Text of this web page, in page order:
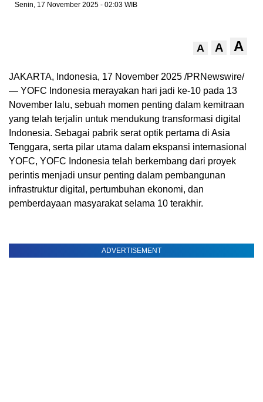
Senin, 17 November 2025 - 02:03 WIB
A A A
JAKARTA, Indonesia, 17 November 2025 /PRNewswire/
— YOFC Indonesia merayakan hari jadi ke-10 pada 13
November lalu, sebuah momen penting dalam kemitraan
yang telah terjalin untuk mendukung transformasi digital
Indonesia. Sebagai pabrik serat optik pertama di Asia
Tenggara, serta pilar utama dalam ekspansi internasional
YOFC, YOFC Indonesia telah berkembang dari proyek
perintis menjadi unsur penting dalam pembangunan
infrastruktur digital, pertumbuhan ekonomi, dan
pemberdayaan masyarakat selama 10 terakhir.
ADVERTISEMENT